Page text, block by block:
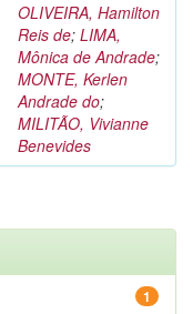
OLIVEIRA, Hamilton
Reis de; LIMA,
Mônica de Andrade;
MONTE, Kerlen
Andrade do;
MILITÃO, Vivianne
Benevides
1